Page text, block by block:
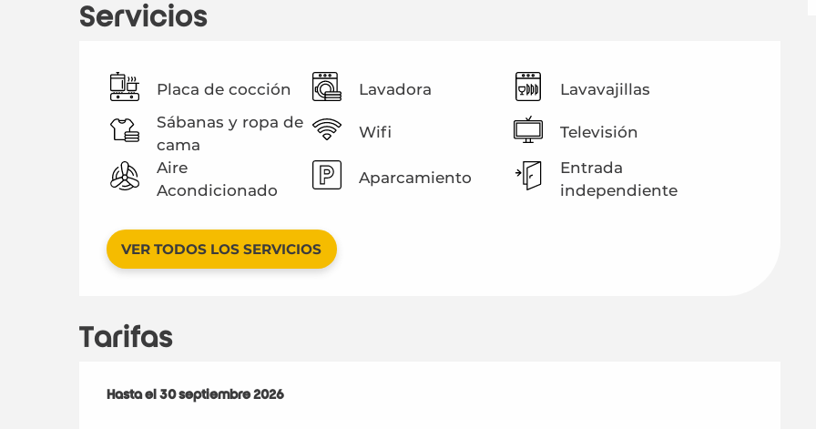
Servicios
Placa de cocción Lavadora
Lavavajillas
Sábanas y ropa de
cama
Wifi
Televisión
Aire
Acondicionado
Aparcamiento
Entrada
independiente
VER TODOS LOS SERVICIOS
Tarifas
Desde1 abril 2026hasta30 septiembre 2026
Hasta el 30 septiembre 2026